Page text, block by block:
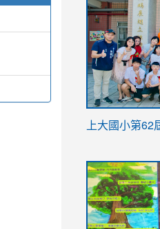
link
usp=sharing
上大國小第62
to
https://
to
https://